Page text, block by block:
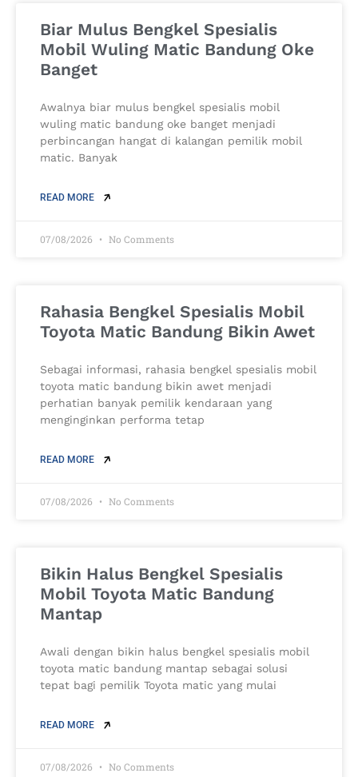
Biar Mulus Bengkel Spesialis
Mobil Wuling Matic Bandung Oke
Banget
Awalnya biar mulus bengkel spesialis mobil
wuling matic bandung oke banget menjadi
perbincangan hangat di kalangan pemilik mobil
matic. Banyak
READ MORE
07/08/2026 No Comments
Rahasia Bengkel Spesialis Mobil
Toyota Matic Bandung Bikin Awet
Sebagai informasi, rahasia bengkel spesialis mobil
toyota matic bandung bikin awet menjadi
perhatian banyak pemilik kendaraan yang
menginginkan performa tetap
READ MORE
07/08/2026 No Comments
Bikin Halus Bengkel Spesialis
Mobil Toyota Matic Bandung
Mantap
Awali dengan bikin halus bengkel spesialis mobil
toyota matic bandung mantap sebagai solusi
tepat bagi pemilik Toyota matic yang mulai
READ MORE
07/08/2026 No Comments